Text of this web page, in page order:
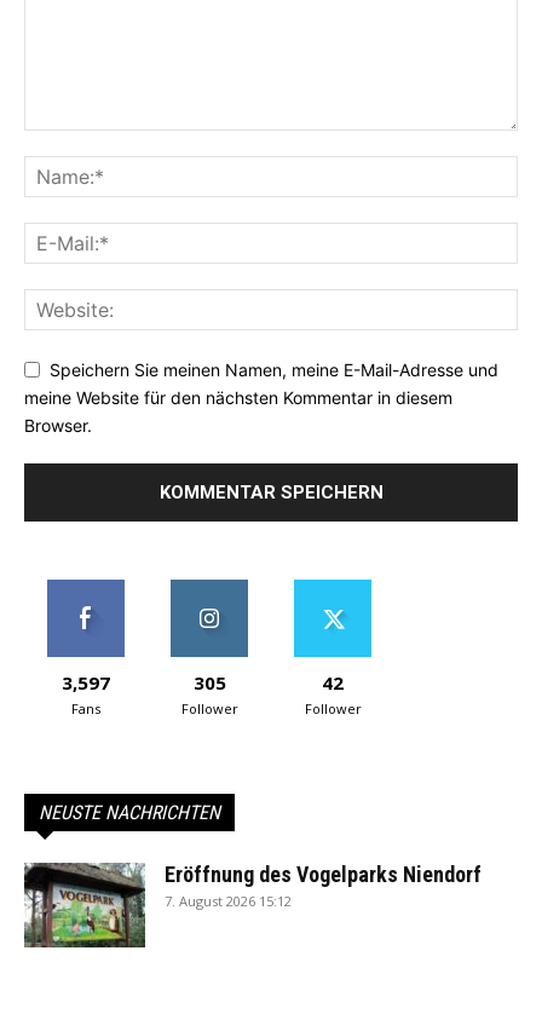
Speichern Sie meinen Namen, meine E-Mail-Adresse und
meine Website für den nächsten Kommentar in diesem
Browser.
3,597
Fans
305
Follower
42
Follower
NEUSTE NACHRICHTEN
Eröffnung des Vogelparks Niendorf
7. August 2026 15:12